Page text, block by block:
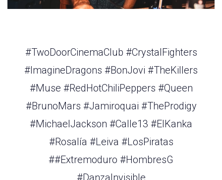
#TwoDoorCinemaClub #CrystalFighters
#ImagineDragons #BonJovi #TheKillers
#Muse #RedHotChiliPeppers #Queen
#BrunoMars #Jamiroquai #TheProdigy
#MichaelJackson #Calle13 #ElKanka
#Rosalía #Leiva #LosPiratas
##Extremoduro #HombresG
#DanzaInvisible